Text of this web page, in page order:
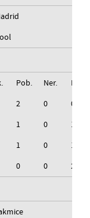
Pob. Ner.
Izg.
2 0
0
1 0
1
1 0
1
0 0 2